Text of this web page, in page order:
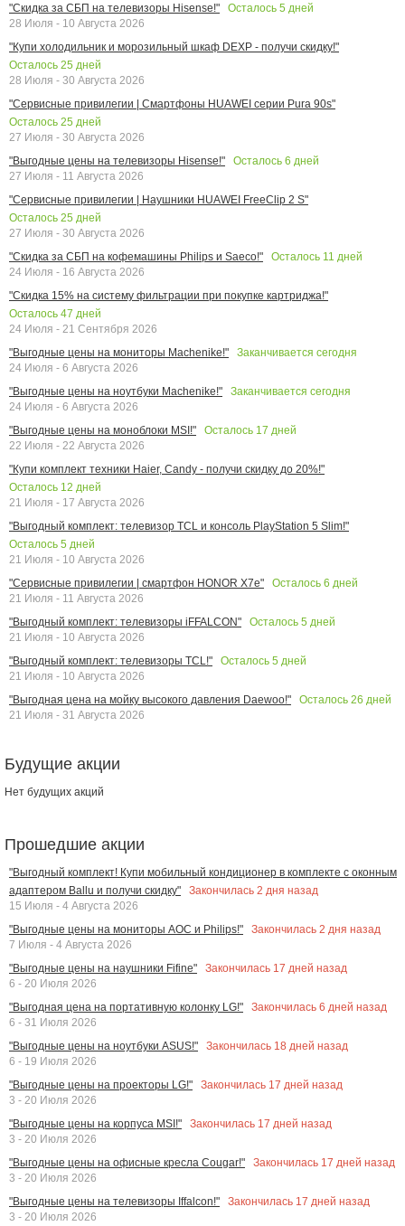
"Скидка за СБП на телевизоры Hisense!"
Осталось 5 дней
28 Июля - 10 Августа 2026
"Купи холодильник и морозильный шкаф DEXP - получи скидку!"
Осталось 25 дней
28 Июля - 30 Августа 2026
"Сервисные привилегии | Смартфоны HUAWEI серии Pura 90s"
Осталось 25 дней
27 Июля - 30 Августа 2026
"Выгодные цены на телевизоры Hisense!"
Осталось 6 дней
27 Июля - 11 Августа 2026
"Сервисные привилегии | Наушники HUAWEI FreeClip 2 S"
Осталось 25 дней
27 Июля - 30 Августа 2026
"Скидка за СБП на кофемашины Philips и Saeco!"
Осталось 11 дней
24 Июля - 16 Августа 2026
"Скидка 15% на систему фильтрации при покупке картриджа!"
Осталось 47 дней
24 Июля - 21 Сентября 2026
"Выгодные цены на мониторы Machenike!"
Заканчивается сегодня
24 Июля - 6 Августа 2026
"Выгодные цены на ноутбуки Machenike!"
Заканчивается сегодня
24 Июля - 6 Августа 2026
"Выгодные цены на моноблоки MSI!"
Осталось 17 дней
22 Июля - 22 Августа 2026
"Купи комплект техники Haier, Candy - получи скидку до 20%!"
Осталось 12 дней
21 Июля - 17 Августа 2026
"Выгодный комплект: телевизор TCL и консоль PlayStation 5 Slim!"
Осталось 5 дней
21 Июля - 10 Августа 2026
"Сервисные привилегии | смартфон HONOR X7e"
Осталось 6 дней
21 Июля - 11 Августа 2026
"Выгодный комплект: телевизоры iFFALCON"
Осталось 5 дней
21 Июля - 10 Августа 2026
"Выгодный комплект: телевизоры TCL!"
Осталось 5 дней
21 Июля - 10 Августа 2026
"Выгодная цена на мойку высокого давления Daewoo!"
Осталось 26 дней
21 Июля - 31 Августа 2026
Будущие акции
Нет будущих акций
Прошедшие акции
"Выгодный комплект! Купи мобильный кондиционер в комплекте с оконным
адаптером Ballu и получи скидку"
Закончилась 2 дня назад
15 Июля - 4 Августа 2026
"Выгодные цены на мониторы AOC и Philips!"
Закончилась 2 дня назад
7 Июля - 4 Августа 2026
"Выгодные цены на наушники Fifine"
Закончилась 17 дней назад
6 - 20 Июля 2026
"Выгодная цена на портативную колонку LG!"
Закончилась 6 дней назад
6 - 31 Июля 2026
"Выгодные цены на ноутбуки ASUS!"
Закончилась 18 дней назад
6 - 19 Июля 2026
"Выгодные цены на проекторы LG!"
Закончилась 17 дней назад
3 - 20 Июля 2026
"Выгодные цены на корпуса MSI!"
Закончилась 17 дней назад
3 - 20 Июля 2026
"Выгодные цены на офисные кресла Cougar!"
Закончилась 17 дней назад
3 - 20 Июля 2026
"Выгодные цены на телевизоры Iffalcon!"
Закончилась 17 дней назад
3 - 20 Июля 2026